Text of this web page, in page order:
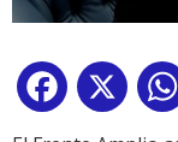
Facebook
X